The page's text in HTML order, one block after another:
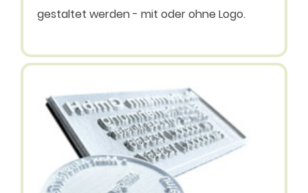
gestaltet werden - mit oder ohne Logo.